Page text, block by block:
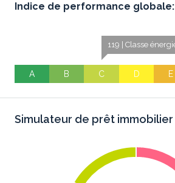
Indice de performance globale:
A B
119 | Classe
C D E
Simulateur de prêt immobilier